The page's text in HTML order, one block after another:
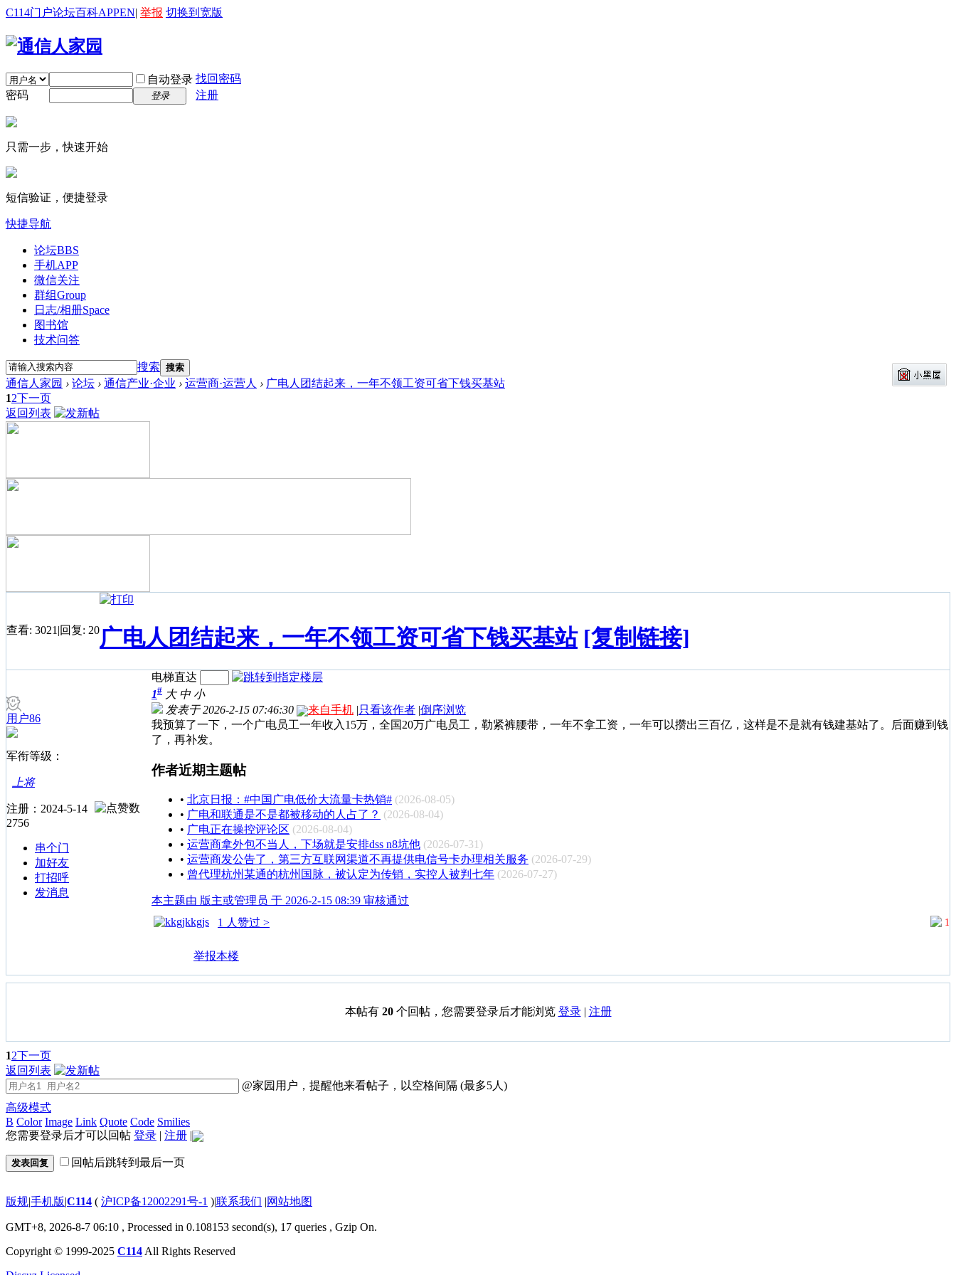
C114门户论坛百科APPEN| 举报 切换到宽版
自动登录 找回密码
密码
登录 注册
只需一步，快速开始
短信验证，便捷登录
快捷导航
论坛BBS
手机APP
微信关注
群组Group
日志/相册Space
图书馆
技术问答
搜索 搜索
通信人家园 › 论坛 › 通信产业·企业 › 运营商·运营人 › 广电人团结起来，一年不领工资可省下钱买基站
12下一页
返回列表
查看: 3021 |回复: 20广电人团结起来，一年不领工资可省下钱买基站 [复制链接]
用户86
军衔等级：
上将
注册：2024-5-14
2756
串个门
加好友
打招呼
发消息
电梯直达
1# 大 中 小
发表于 2026-2-15 07:46:30
来自手机 |只看该作者 |倒序浏览
我预算了一下，一个广电员工一年收入15万，全国20万广电员工，勒紧裤腰带，一年不拿工资，一年可以攒出三百亿，这样是不是就有钱建基站了。后面赚到钱
了，再补发。
作者近期主题帖
• 北京日报：#中国广电低价大流量卡热销# (2026-08-05)
• 广电和联通是不是都被移动的人占了？ (2026-08-04)
• 广电正在操控评论区 (2026-08-04)
• 运营商拿外包不当人，下场就是安排dss n8坑他 (2026-07-31)
• 运营商发公告了，第三方互联网渠道不再提供电信号卡办理相关服务 (2026-07-29)
• 曾代理杭州某通的杭州国脉，被认定为传销，实控人被判七年 (2026-07-27)
本主题由 版主或管理员 于 2026-2-15 08:39 审核通过
1
1 人赞过 >
举报本楼
本帖有 20个回帖，您需要登录后才能浏览 登录| 注册
12下一页
返回列表
@家园用户，提醒他来看帖子，以空格间隔 (最多5人)
高级模式
B Color Image Link Quote Code Smilies
您需要登录后才可以回帖 登录 | 注册 |
发表回复 回帖后跳转到最后一页
版规|手机版|C114 ( 沪ICP备12002291号-1 )|联系我们 |网站地图
GMT+8, 2026-8-7 06:10 , Processed in 0.108153 second(s), 17 queries , Gzip On.
Copyright © 1999-2025 C114 All Rights Reserved